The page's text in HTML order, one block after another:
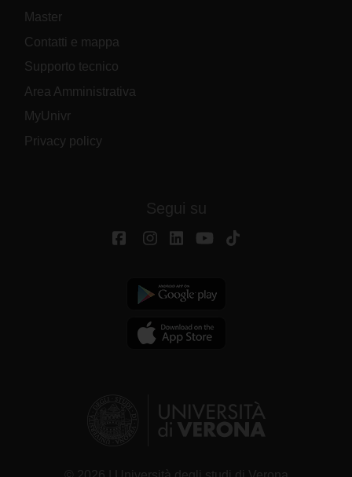
Master
Contatti e mappa
Supporto tecnico
Area Amministrativa
MyUnivr
Privacy policy
Segui su